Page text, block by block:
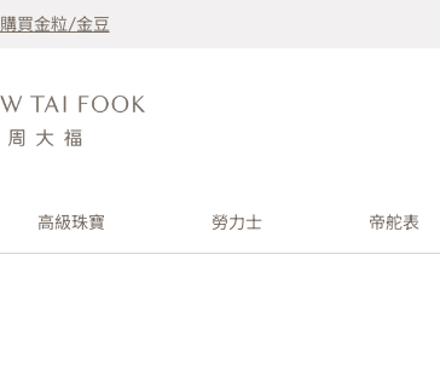
購買金粒/金豆
高級珠寶 勞力士 帝舵表